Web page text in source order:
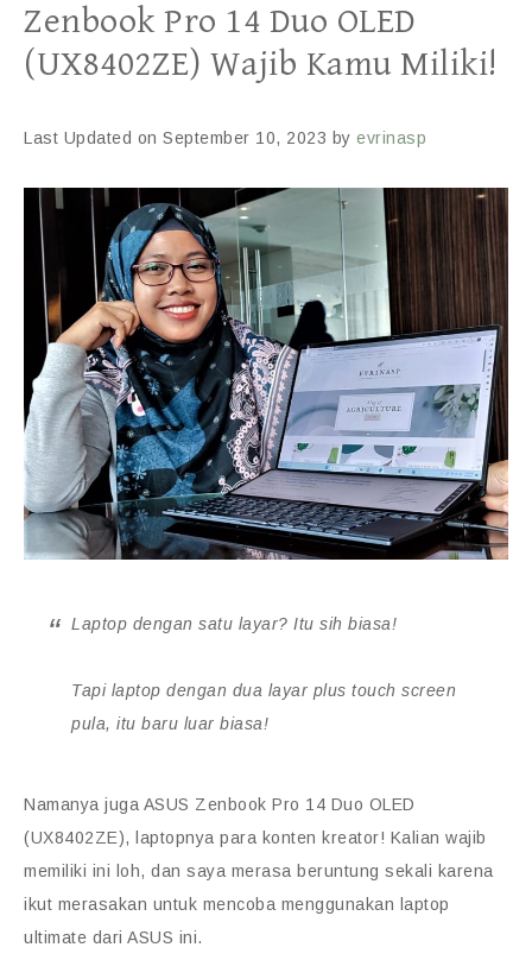
Zenbook Pro 14 Duo OLED
(UX8402ZE) Wajib Kamu Miliki!
Last Updated on September 10, 2023 by evrinasp
Laptop dengan satu layar? Itu sih biasa!
Tapi laptop dengan dua layar plus touch screen
pula, itu baru luar biasa!
Namanya juga ASUS Zenbook Pro 14 Duo OLED
(UX8402ZE), laptopnya para konten kreator! Kalian wajib
memiliki ini loh, dan saya merasa beruntung sekali karena
ikut merasakan untuk mencoba menggunakan laptop
ultimate dari ASUS ini.